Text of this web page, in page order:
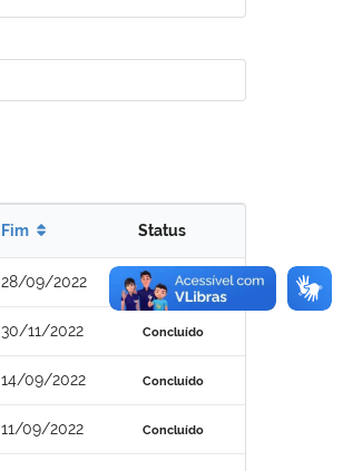
Fim Status
28/09/2022 Concluído
30/11/2022 Concluído
14/09/2022 Concluído
11/09/2022 Concluído